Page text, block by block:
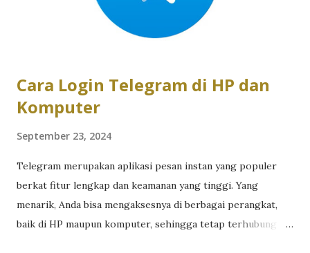
keras, atau masalah pengisian daya juga bisa menyebabkan
korsleting dalam perangkat. Selain itu, baterai yang sudah
Cara Login Telegram di HP dan
Komputer
September 23, 2024
Telegram merupakan aplikasi pesan instan yang populer
berkat fitur lengkap dan keamanan yang tinggi. Yang
menarik, Anda bisa mengaksesnya di berbagai perangkat,
baik di HP maupun komputer, sehingga tetap terhubung